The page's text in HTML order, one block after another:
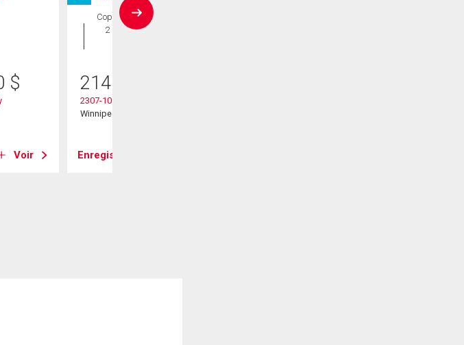
$
Voir
Copropriété
2 CAC , 2
214 900
2307-100 Plaza Dr
Winnipeg, MB
Enregistrer